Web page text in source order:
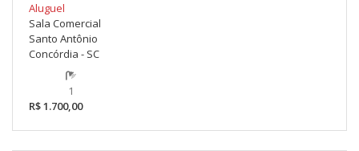
Aluguel
Sala Comercial
Santo Antônio
Concórdia - SC
1
R$ 1.700,00